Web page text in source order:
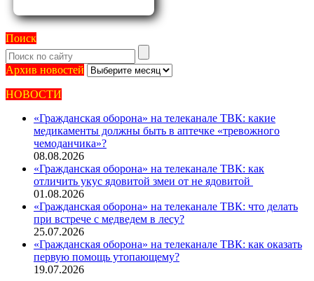
Поиск
Архив новостей
Архив
НОВОСТИ
«Гражданская оборона» на телеканале ТВК: какие
медикаменты должны быть в аптечке «тревожного
чемоданчика»?
08.08.2026
«Гражданская оборона» на телеканале ТВК: как
отличить укус ядовитой змеи от не ядовитой
01.08.2026
«Гражданская оборона» на телеканале ТВК: что делать
при встрече с медведем в лесу?
25.07.2026
«Гражданская оборона» на телеканале ТВК: как оказать
первую помощь утопающему?
19.07.2026